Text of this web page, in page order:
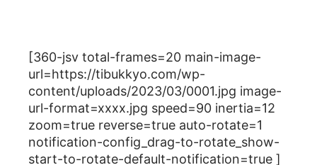
[360-jsv total-frames=20 main-image-
url=https://tibukkyo.com/wp-
content/uploads/2023/03/0001.jpg image-
url-format=xxxx.jpg speed=90 inertia=12
zoom=true reverse=true auto-rotate=1
notification-config_drag-to-rotate_show-
start-to-rotate-default-notification=true ]